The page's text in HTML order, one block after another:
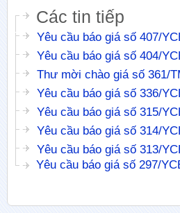
Các tin tiếp
Yêu cầu báo giá số 407/
Yêu cầu báo giá số 404/
Thư mời chào giá số 361/
Yêu cầu báo giá số 336/
Yêu cầu báo giá số 315/
Yêu cầu báo giá số 314/
Yêu cầu báo giá số 313/
Yêu cầu báo giá số 297/